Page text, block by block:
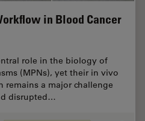
in Blood Cancer
role in the biology of
(MPNs), yet their in vivo
remains a major challenge
disrupted…